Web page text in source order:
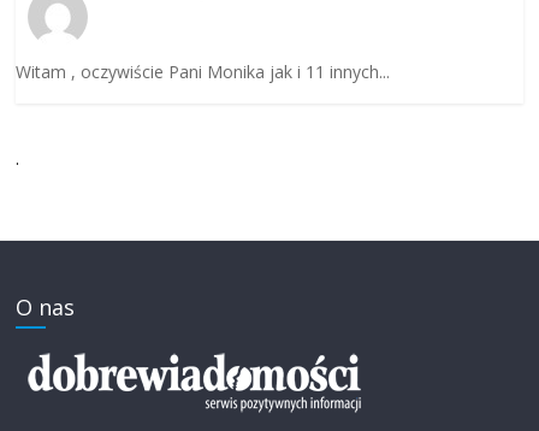
Witam , oczywiście Pani Monika jak i 11 innych...
.
O nas